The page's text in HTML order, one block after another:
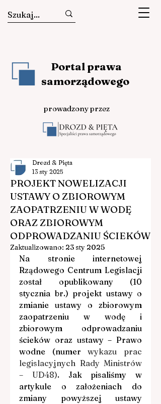
Portal prawa
samorządowego
prowadzony przez
PROJEKT NOWELIZACJI
USTAWY O ZBIOROWYM
ZAOPATRZENIU W WODĘ
ORAZ ZBIOROWYM
ODPROWADZANIU ŚCIEKÓW
Drozd & Pięta
13 sty 2025
Zaktualizowano: 23 sty 2025
Na stronie internetowej
Rządowego Centrum Legislacji
został opublikowany (10
stycznia br.) projekt ustawy o
zmianie ustawy o zbiorowym
zaopatrzeniu w wodę i
zbiorowym odprowadzaniu
ścieków oraz ustawy – Prawo
wodne (numer wykazu prac
legislacyjnych Rady Ministrów
– UD48). Jak pisaliśmy w
artykule o założeniach do
zmiany powyższej ustawy